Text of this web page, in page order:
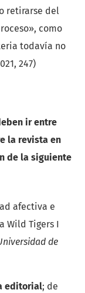
retirarse del
como
todavía no
247)
ir entre
la revista en
de la siguiente
afectiva e
Wild Tigers I
de
editorial; de